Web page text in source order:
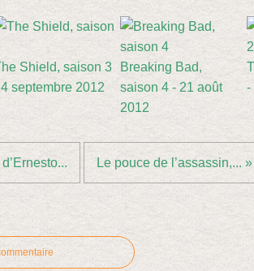
Shield, saison 3
septembre 2012
Breaking Bad,
saison 4 - 21 août
2012
-
Le pouce de l’assassin,... »